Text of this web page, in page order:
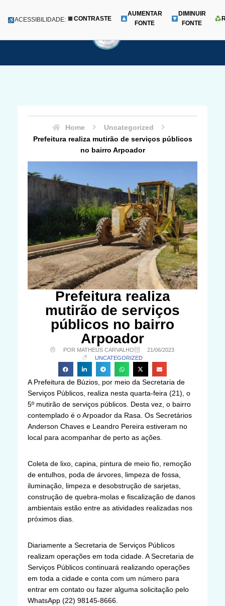
para
Menu
ACESSIBILIDADE: CONTRASTE
AUMENTAR
FONTE
DIMINUIR
FONTE
Home
Uncategorized
Prefeitura realiza mutirão de serviços públicos
no bairro Arpoador
Prefeitura realiza
mutirão de serviços
públicos no bairro
Arpoador
POR MATHEUS CARVALHO
21/06/2023
UNCATEGORIZED
A Prefeitura de Búzios, por meio da Secretaria de
Serviços Públicos, realiza nesta quarta-feira (21), o
5º mutirão de serviços públicos. Desta vez, o bairro
contemplado é o Arpoador da Rasa. Os Secretários
Anderson Chaves e Leandro Pereira estiveram no
local para acompanhar de perto as ações.
Coleta de lixo, capina, pintura de meio fio, remoção
de entulhos, poda de árvores, limpeza de fossa,
iluminação, limpeza e desobstrução de sarjetas,
construção de quebra-molas e fiscalização de danos
ambientais estão entre as atividades realizadas nos
próximos dias.
Diariamente a Secretaria de Serviços Públicos
realizam operações em toda cidade. A Secretaria de
Serviços Públicos continuará realizando operações
em toda a cidade e conta com um número para
entrar em contato ou fazer alguma solicitação pelo
WhatsApp (22) 98145-8666.